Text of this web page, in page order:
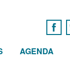
AGENDA